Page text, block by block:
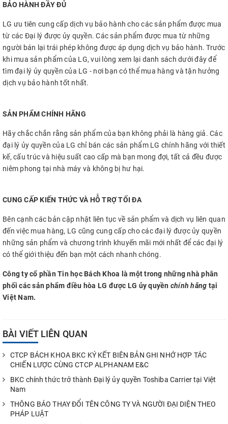
BẢO HÀNH ĐẦY ĐỦ
LG ưu tiên cung cấp dịch vụ bảo hành cho các sản phẩm được mua
từ các Đại lý được ủy quyền. Các sản phẩm được mua từ những
người bán lại trái phép không được áp dụng dịch vụ bảo hành. Trước
khi mua sản phẩm của LG, vui lòng xem lại danh sách dưới đây để
tìm đại lý ủy quyền của LG - nơi bạn có thể mua hàng và tận hưởng
dịch vụ bảo hành tốt nhất.
SẢN PHẨM CHÍNH HÃNG
Hãy chắc chắn rằng sản phẩm của bạn không phải là hàng giả. Các
đại lý ủy quyền của LG chỉ bán các sản phẩm LG chính hãng với thiết
kế, cấu trúc và hiệu suất cao cấp mà bạn mong đợi, tất cả đều được
niêm phong tại nhà máy và không bị hư hại.
CUNG CẤP KIẾN THỨC VÀ HỖ TRỢ TỐI ĐA
Bên cạnh các bản cập nhật liên tục về sản phẩm và dịch vụ liên quan
đến việc mua hàng, LG cũng cung cấp cho các đại lý được ủy quyền
những sản phẩm và chương trình khuyến mãi mới nhất để các đại lý
có thể giới thiệu đến bạn một cách nhanh chóng.
Công ty cổ phần Tin học Bách Khoa là một trong những nhà phân
phối các sản phẩm điều hòa LG được LG ủy quyền chính hãng tại
Việt Nam.
BÀI VIẾT LIÊN QUAN
CTCP BÁCH KHOA BKC KÝ KẾT BIÊN BẢN GHI NHỚ HỢP TÁC
CHIẾN LƯỢC CÙNG CTCP ALPHANAM E&C
BKC chính thức trở thành Đại lý ủy quyền Toshiba Carrier tại Việt
Nam
THÔNG BÁO THAY ĐỔI TÊN CÔNG TY VÀ NGƯỜI ĐẠI DIỆN THEO
PHÁP LUẬT